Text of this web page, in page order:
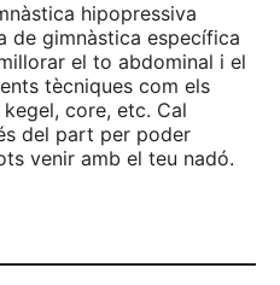
hipopressiva
de gimnàstica específica
el to abdominal i el
tècniques com els
core, etc. Cal
del part per poder
venir amb el teu nadó.